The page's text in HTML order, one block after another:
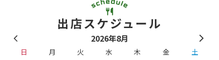
出店スケジュール
2026年8月
日 月 火 水 木 金
土